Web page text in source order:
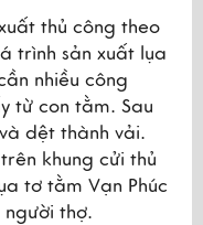
thủ công theo
trình sản xuất lụa
nhiều công
từ con tằm. Sau
dệt thành vải.
khung cửi thủ
tơ tằm Vạn Phúc
thợ.